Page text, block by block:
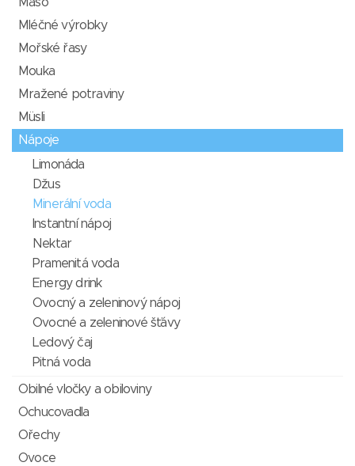
Maso
Mléčné výrobky
Mořské řasy
Mouka
Mražené potraviny
Müsli
Nápoje
Limonáda
Džus
Minerální voda
Instantní nápoj
Nektar
Pramenitá voda
Energy drink
Ovocný a zeleninový nápoj
Ovocné a zeleninové šťávy
Ledový čaj
Pitná voda
Obilné vločky a obiloviny
Ochucovadla
Ořechy
Ovoce